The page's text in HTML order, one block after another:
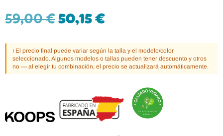
59,00€50,15€
ℹ️ El precio final puede variar según la talla y el modelo/color
seleccionado. Algunos modelos o tallas pueden tener descuento y otros
no — al elegir tu combinación, el precio se actualizará automáticamente.